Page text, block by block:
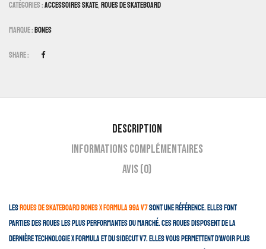
Catégories :Accessoires Skate, Roues De Skateboard
Marque : Bones
Share :
Description
Informations complémentaires
Avis (0)
Les roues de skateboard Bones X Formula 99A V7sont une référence. Elles font
parties des roues les plus performantes du marché. Ces roues disposent de la
dernière technologie X Formula et du sidecut V7. Elles vous permettent d’avoir plus